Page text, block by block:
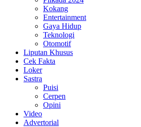
Kokang
Entertainment
Gaya Hidup
Teknologi
Otomotif
Liputan Khusus
Cek Fakta
Loker
Sastra
Puisi
Cerpen
Opini
Video
Advertorial